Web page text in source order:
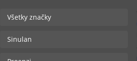
Všetky značky
Sinulan